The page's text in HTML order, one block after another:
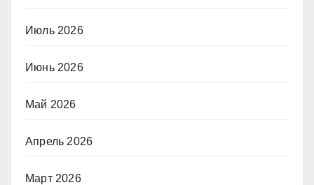
Июль 2026
Июнь 2026
Май 2026
Апрель 2026
Март 2026